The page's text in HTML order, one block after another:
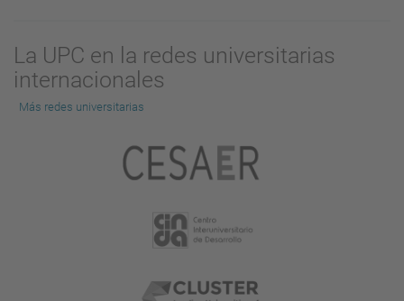
La UPC en la redes universitarias
internacionales
Más redes universitarias